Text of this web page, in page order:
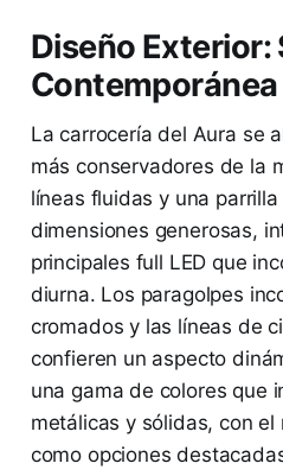
Diseño
Contemporánea
La carrocería del Aura se
más conservadores de la
líneas fluidas y una
dimensiones generosas,
principales full LED que
diurna. Los paragolpes
cromados y las líneas de
confieren un aspecto
una gama de colores que
metálicas y sólidas, con
como opciones